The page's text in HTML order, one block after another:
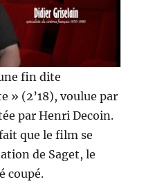
fin dite
» (2’18), voulue par
par Henri Decoin.
que le film se
de Saget, le
coupé.